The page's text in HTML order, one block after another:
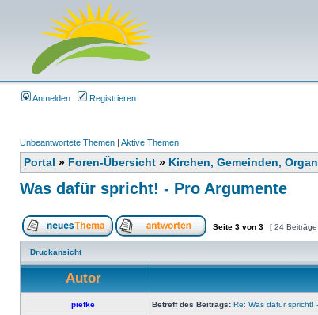
Anmelden Registrieren
Unbeantwortete Themen | Aktive Themen
Portal » Foren-Übersicht » Kirchen, Gemeinden,
Was dafür spricht! - Pro Argumente
Seite 3 von 3 [ 24 Beiträge
Druckansicht
Autor
piefke Betreff des Beitrags: Re: Was dafür spricht!